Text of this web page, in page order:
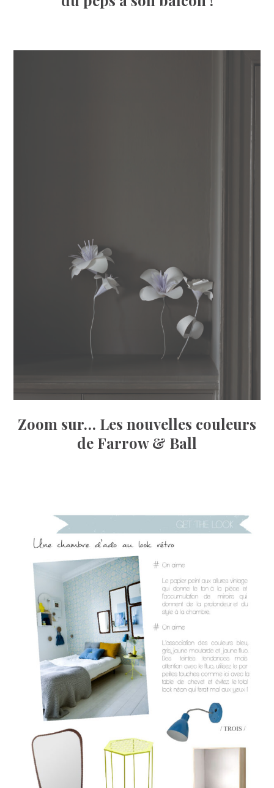
Zoom sur… Les nouvelles couleurs
de Farrow & Ball